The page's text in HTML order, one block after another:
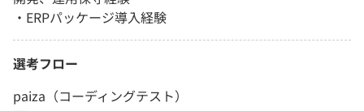
・ERPパッケージ導入経験
選考フロー
paiza（コーディングテスト）